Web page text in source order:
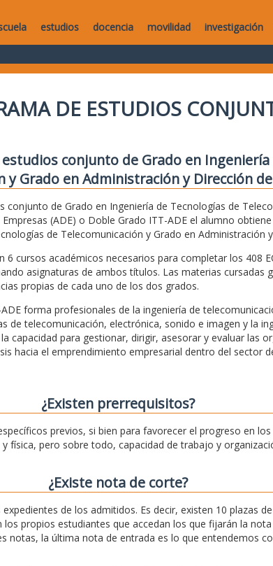
estudios docencia movilidad investigación
DE ESTUDIOS
conjunto de Grado en
y Grado en Administración y Dirección
conjunto de Grado en Ingeniería de Tecnologías de
(ADE) o Doble Grado ITT-ADE el alumno
de Telecomunicación y Grado en Administración
6 cursos académicos necesarios para completar los 408
asignaturas de ambos títulos. Las materias cursadas
propias de cada uno de los dos grados.
forma profesionales de la ingeniería de
de telecomunicación, electrónica, sonido e imagen y la
capacidad para gestionar, dirigir, asesorar y evaluar las
hacia el emprendimiento empresarial dentro del sector
¿Existen prerrequisitos?
previos, si bien para favorecer el progreso en
física, pero sobre todo, capacidad de trabajo y
¿Existe nota de corte?
de los admitidos. Es decir, existen 10 plazas
los propios estudiantes que accedan los que fijarán la
notas, la última nota de entrada es lo que entendemos